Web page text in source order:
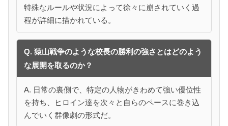
特殊なルールや状況によって徐々に崩されていく過
程が詳細に描かれている。
Q. 猿山戦争のような校長の勝利の強さとはどのよう
な展開を取るのか？
A. 日常の裏側で、特定の人物がきわめて強い優位性
を持ち、ヒロイン達を次々と自らのペースに巻き込
んでいく群像劇の形式だ。